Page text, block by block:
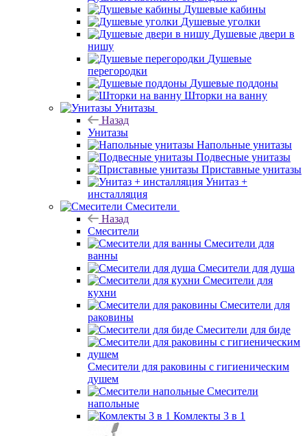
Душевые кабины
Душевые уголки
Душевые двери в
нишу
Душевые
перегородки
Душевые поддоны
Шторки на ванну
Унитазы
Назад
Унитазы
Напольные унитазы
Подвесные унитазы
Приставные унитазы
Унитаз +
инсталляция
Смесители
Назад
Смесители
Смесители для
ванны
Смесители для душа
Смесители для
кухни
Смесители для
раковины
Смесители для биде
Смесители для раковины с гигиеническим
душем
Смесители
напольные
Комлекты 3 в 1